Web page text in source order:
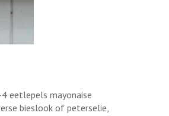
eetlepels mayonaise
bieslook of peterselie,